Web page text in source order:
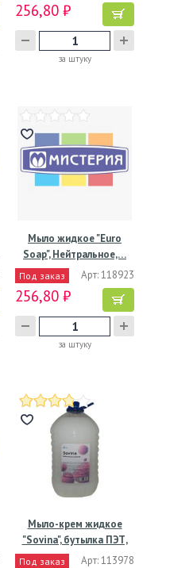
256,80 ₽
за штуку
Мыло жидкое "Euro
Soap", Нейтральное,…
Под заказ Арт: 118923
256,80 ₽
за штуку
Мыло-крем жидкое
"Sovina", бутылка ПЭТ,
5000…
Под заказ Арт: 113978